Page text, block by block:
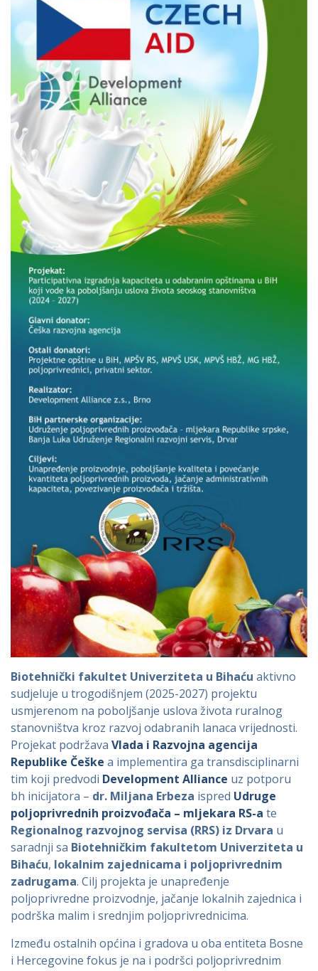
Biotehnički fakultet Univerziteta u Bihaću aktivno
sudjeluje u trogodišnjem (2025-2027) projektu
usmjerenom na poboljšanje uslova života ruralnog
stanovništva kroz razvoj odabranih lanaca vrijednosti.
Projekat podržava Vlada i Razvojna agencija
Republike Češke a implementira ga transdisciplinarni
tim koji predvodi Development Alliance uz potporu
bh inicijatora – dr. Miljana Erbeza ispred Udruge
poljoprivrednih proizvođača – mljekara RS-a te
Regionalnog razvojnog servisa (RRS) iz Drvara u
saradnji sa Biotehničkim fakultetom Univerziteta u
Bihaću, lokalnim zajednicama i poljoprivrednim
zadrugama. Cilj projekta je unapređenje
poljoprivredne proizvodnje, jačanje lokalnih zajednica i
podrška malim i srednjim poljoprivrednicima.
Između ostalnih općina i gradova u oba entiteta Bosne
i Hercegovine fokus je na i podršci poljoprivrednim